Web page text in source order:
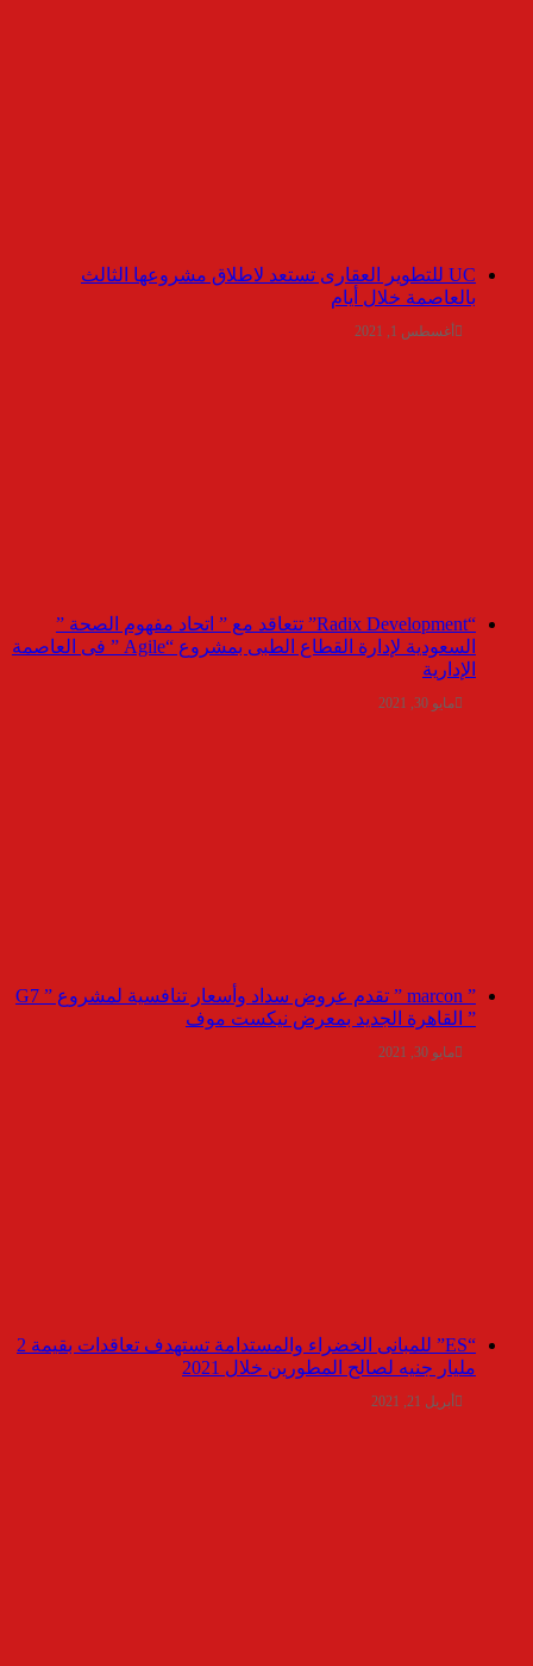
UC للتطوير العقارى تستعد لاطلاق مشروعها الثالث
بالعاصمة خلال أيام
أغسطس 1, 2021
“Radix Development” تتعاقد مع ” اتحاد مفهوم الصحة ”
السعودية لإدارة القطاع الطبى بمشروع “Agile ” فى العاصمة
الإدارية
مايو 30, 2021
” marcon ” تقدم عروض سداد وأسعار تنافسية لمشروع ” G7
” القاهرة الجديد بمعرض نيكست موف
مايو 30, 2021
“ES” للمبانى الخضراء والمستدامة تستهدف تعاقدات بقيمة 2
مليار جنيه لصالح المطورين خلال 2021
أبريل 21, 2021